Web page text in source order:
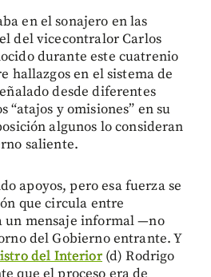
en el sonajero en las
del vicecontralor Carlos
durante este cuatrenio
hallazgos en el sistema de
desde diferentes
“atajos y omisiones” en su
algunos lo consideran
saliente.
apoyos, pero esa fuerza se
que circula entre
un mensaje informal —no
del Gobierno entrante. Y
del Interior(d) Rodrigo